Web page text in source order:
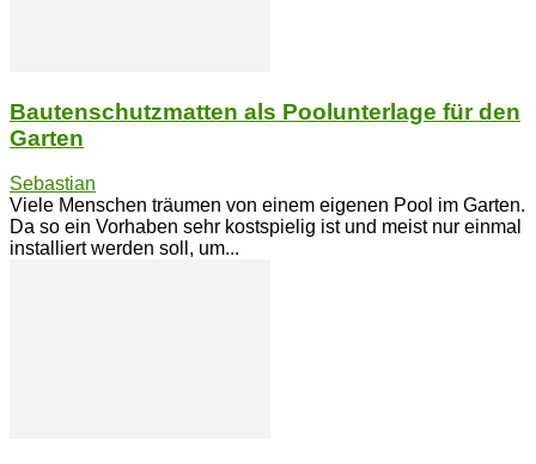
Bautenschutzmatten als Poolunterlage für den
Garten
Sebastian
Viele Menschen träumen von einem eigenen Pool im Garten.
Da so ein Vorhaben sehr kostspielig ist und meist nur einmal
installiert werden soll, um...